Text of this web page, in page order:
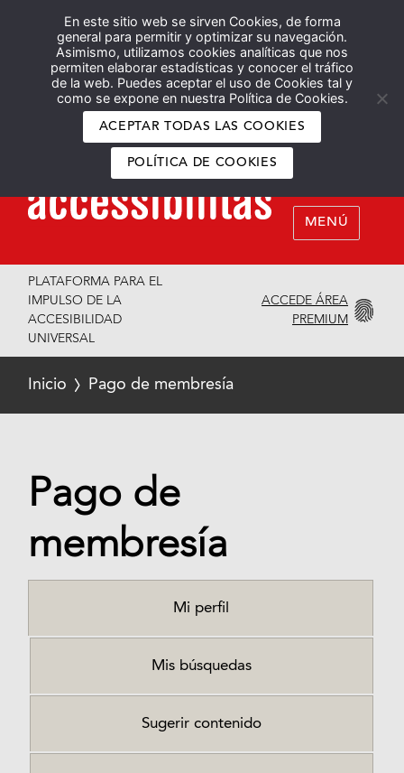
En este sitio web se sirven Cookies, de forma
general para permitir y optimizar su navegación.
Asimismo, utilizamos cookies analíticas que nos
permiten elaborar estadísticas y conocer el tráfico
de la web. Puedes aceptar el uso de Cookies tal y
como se expone en nuestra Política de Cookies.
ACEPTAR TODAS LAS COOKIES
POLÍTICA DE COOKIES
Español English
MENÚ
PLATAFORMA PARA EL
IMPULSO DE LA
ACCESIBILIDAD
UNIVERSAL
ACCEDE ÁREA
PREMIUM
Inicio Pago de membresía
Pago de
membresía
Mi perfil
Mis búsquedas
Sugerir contenido